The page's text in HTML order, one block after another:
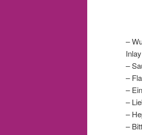
–
–
–
–
–
–
–